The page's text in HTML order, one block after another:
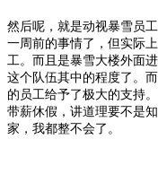
然后呢，就是动视暴雪员
一周前的事情了，但实际
工。而且是暴雪大楼外面
这个队伍其中的程度了。
的员工给予了极大的支持
带薪休假，讲道理要不是
家，我都整不会了。